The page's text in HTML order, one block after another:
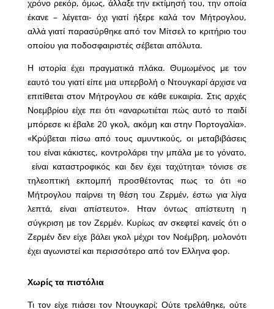
χρόνο ρεκόρ, όμως, άλλαξε την εκτίμησή του, την οποία
έκανε – λέγεται- όχι γιατί ήξερε καλά τον Μήτρογλου,
αλλά γιατί παρασύρθηκε από τον Μίτσελ το κριτήριο του
οποίου για ποδοσφαιριστές σέβεται απόλυτα.
Η ιστορία έχει πραγματικά πλάκα. Θυμωμένος με τον
εαυτό του γιατί είπε μια υπερβολή ο Ντουγκαρί άρχισε να
επιτίθεται στον Μήτρογλου σε κάθε ευκαιρία. Στις αρχές
Νοεμβρίου είχε πει ότι «αναρωτιέται πώς αυτό το παιδί
μπόρεσε κι έβαλε 20 γκολ, ακόμη και στην Πορτογαλία».
«Κρύβεται πίσω από τους αμυντικούς, οι μεταβιβάσεις
του είναι κάκιστες, κοντρολάρει την μπάλα με το γόνατο,
είναι καταστροφικός και δεν έχει ταχύτητα» τόνισε σε
τηλεοπτική εκπομπή προσθέτοντας πως το ότι «ο
Μήτρογλου παίρνει τη θέση του Ζερμέν, έστω για λίγα
λεπτά, είναι απίστευτο». Ηταν όντως απίστευτη η
σύγκριση με τον Ζερμέν. Κυρίως αν σκεφτεί κανείς ότι ο
Ζερμέν δεν είχε βάλει γκολ μέχρι τον Νοέμβρη, μολονότι
έχει αγωνιστεί και περισσότερο από τον Ελληνα φορ.
Χωρίς τα πιστόλια
Τι τον είχε πιάσει τον Ντουγκαρί; Ούτε τρελάθηκε, ούτε